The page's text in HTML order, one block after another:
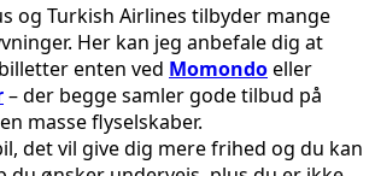
og Turkish Airlines tilbyder mange
Her kan jeg anbefale dig at
enten ved Momondoeller
– der begge samler gode tilbud på
masse flyselskaber.
det vil give dig mere frihed og du kan